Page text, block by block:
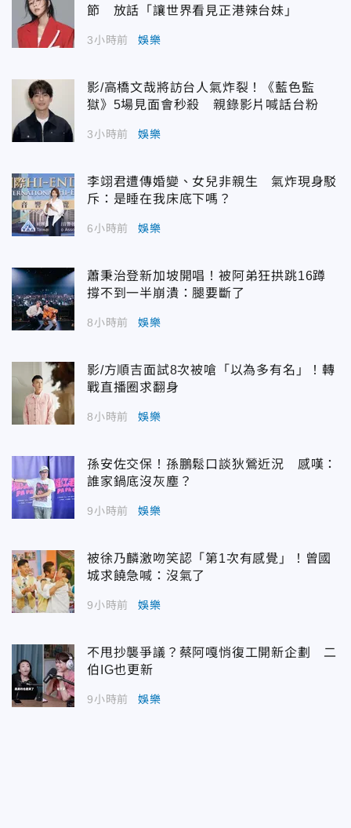
節 放話「讓世界看見正港辣台妹」
3小時前 娛樂
影/高橋文哉將訪台人氣炸裂！《藍色監
獄》5場見面會秒殺 親錄影片喊話台粉
3小時前 娛樂
李翊君遭傳婚變、女兒非親生 氣炸現身駁
斥：是睡在我床底下嗎？
6小時前 娛樂
蕭秉治登新加坡開唱！被阿弟狂拱跳16蹲
撐不到一半崩潰：腿要斷了
8小時前 娛樂
影/方順吉面試8次被嗆「以為多有名」！轉
戰直播圈求翻身
8小時前 娛樂
孫安佐交保！孫鵬鬆口談狄鶯近況 感嘆：
誰家鍋底沒灰塵？
9小時前 娛樂
被徐乃麟激吻笑認「第1次有感覺」！曾國
城求饒急喊：沒氣了
9小時前 娛樂
不甩抄襲爭議？蔡阿嘎悄復工開新企劃 二
伯IG也更新
9小時前 娛樂